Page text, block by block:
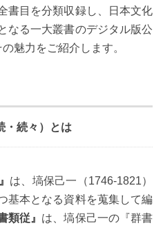
書目を分類収録し、日本文化
なる一大叢書のデジタル版公
魅力をご紹介します。
・続々）とは
は、塙保己一（1746-1821）
基本となる資料を蒐集して編
類従』 は、塙保己一の『群書